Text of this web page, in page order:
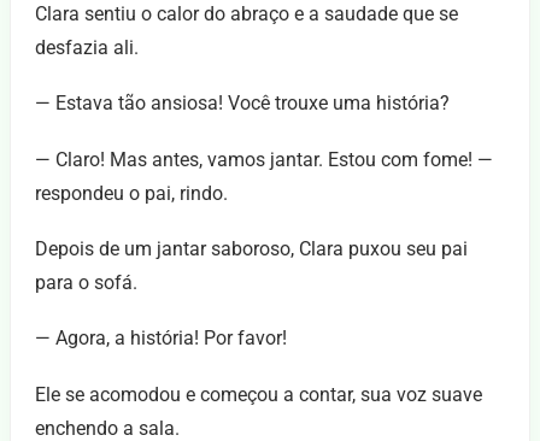
Clara sentiu o calor do abraço e a saudade que se
desfazia ali.
— Estava tão ansiosa! Você trouxe uma história?
— Claro! Mas antes, vamos jantar. Estou com fome! —
respondeu o pai, rindo.
Depois de um jantar saboroso, Clara puxou seu pai
para o sofá.
— Agora, a história! Por favor!
Ele se acomodou e começou a contar, sua voz suave
enchendo a sala.